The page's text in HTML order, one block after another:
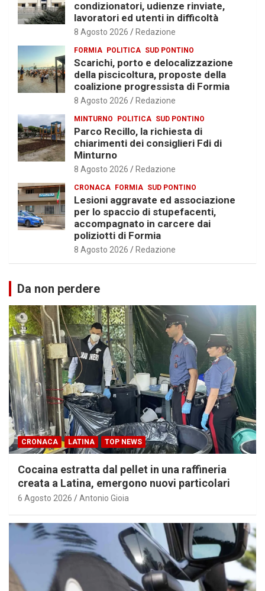
condizionatori, udienze rinviate,
lavoratori ed utenti in difficoltà
8 Agosto 2026 Redazione
FORMIA POLITICA SUD PONTINO
Scarichi, porto e delocalizzazione
della piscicoltura, proposte della
coalizione progressista di Formia
8 Agosto 2026 Redazione
MINTURNO POLITICA SUD PONTINO
Parco Recillo, la richiesta di
chiarimenti dei consiglieri Fdi di
Minturno
8 Agosto 2026 Redazione
CRONACA FORMIA SUD PONTINO
Lesioni aggravate ed associazione
per lo spaccio di stupefacenti,
accompagnato in carcere dai
poliziotti di Formia
8 Agosto 2026 Redazione
Da non perdere
CRONACA LATINA TOP NEWS
Cocaina estratta dal pellet in una raffineria
creata a Latina, emergono nuovi particolari
6 Agosto 2026 Antonio Gioia